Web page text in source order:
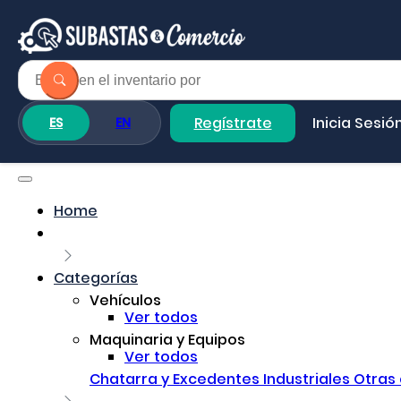
ES EN Regístrate Inicia
Home
Categorías
Vehículos
Ver todos
Maquinaria y Equipos
Ver todos
Chatarra y Excedentes Industriales Otras